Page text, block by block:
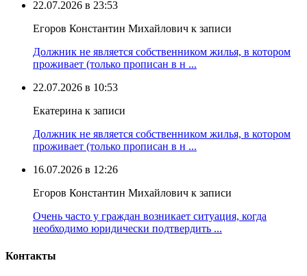
22.07.2026 в 23:53
Егоров Константин Михайлович к записи
Должник не является собственником жилья, в котором
проживает (только прописан в н ...
22.07.2026 в 10:53
Екатерина к записи
Должник не является собственником жилья, в котором
проживает (только прописан в н ...
16.07.2026 в 12:26
Егоров Константин Михайлович к записи
Очень часто у граждан возникает ситуация, когда
необходимо юридически подтвердить ...
Контакты